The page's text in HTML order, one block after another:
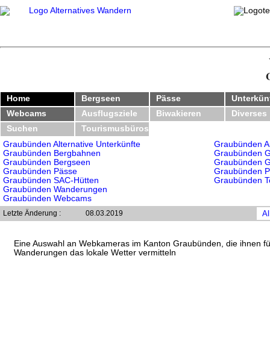
Home Bergseen Pässe
Webcams
Ausflugsziele Biwakieren
Diverses
Suchen
Tourismusbüros
Graubünden Alternative Unterkünfte
Graubünden Bergbahnen
Graubünden Bergseen
Graubünden Pässe
Graubünden SAC-Hütten
Graubünden Wanderungen
Graubünden Webcams
Graubünden
Graubünden
Graubünden
Graubünden
Graubünden
Letzte Änderung : 08.03.2019
Eine Auswahl an Webkameras im Kanton Graubünden, die ihnen
Wanderungen das lokale Wetter vermitteln